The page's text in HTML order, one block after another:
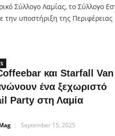
Σύλλογο Λαμίας, το Σύλλογο
την υποστήριξη της Περιφέρειας
για όλους τους φοιτητές!
Οκτωβρίου, 18:30 Που; Πλατεία
και Starfall
ένα ξεχωριστό
Party στη Λαμία
September 15, 2025